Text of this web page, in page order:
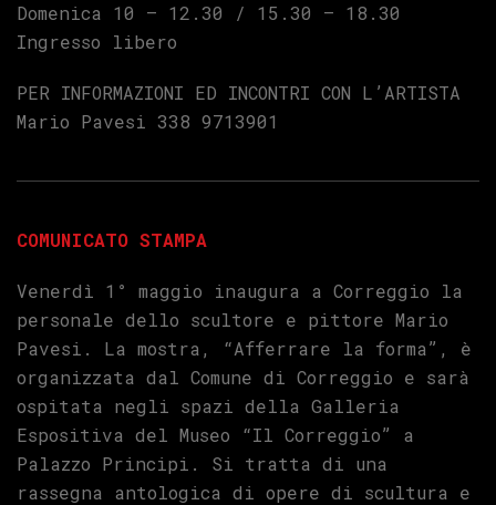
Domenica 10 – 12.30 / 15.30 – 18.30
Ingresso libero
PER INFORMAZIONI ED INCONTRI CON L’ARTISTA
Mario Pavesi 338 9713901
COMUNICATO STAMPA
Venerdì 1° maggio inaugura a Correggio la
personale dello scultore e pittore Mario
Pavesi. La mostra, “Afferrare la forma”, è
organizzata dal Comune di Correggio e sarà
ospitata negli spazi della Galleria
Espositiva del Museo “Il Correggio” a
Palazzo Principi. Si tratta di una
rassegna antologica di opere di scultura e